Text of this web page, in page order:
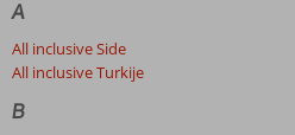
A
All inclusive Side
All inclusive Turkije
B